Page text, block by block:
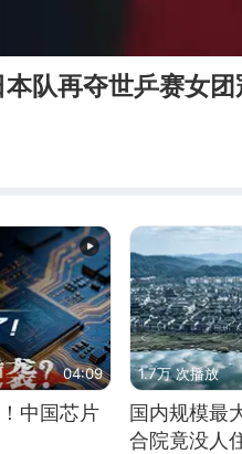
队再夺世乒赛女团
04:09
中国芯片
1.7万 次播放
国内规模最
合院竟没人